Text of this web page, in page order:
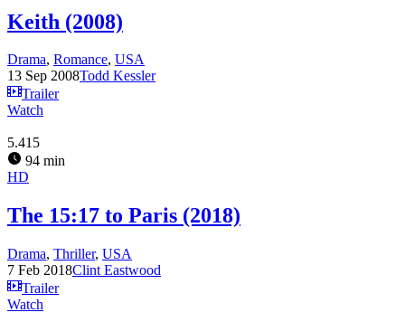
Keith (2008)
Drama, Romance, USA
13 Sep 2008Todd Kessler
Trailer
Watch
5.415
94 min
HD
The 15:17 to Paris (2018)
Drama, Thriller, USA
7 Feb 2018Clint Eastwood
Trailer
Watch